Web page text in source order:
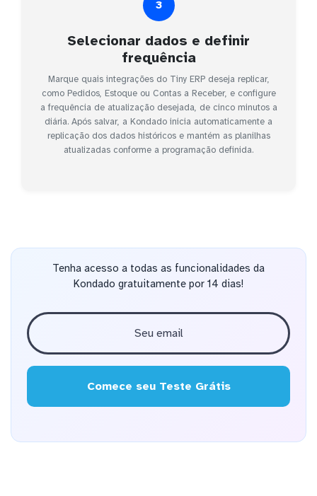
3
Selecionar dados e definir
frequência
Marque quais integrações do Tiny ERP deseja replicar,
como Pedidos, Estoque ou Contas a Receber, e configure
a frequência de atualização desejada, de cinco minutos a
diária. Após salvar, a Kondado inicia automaticamente a
replicação dos dados históricos e mantém as planilhas
atualizadas conforme a programação definida.
Tenha acesso a todas as funcionalidades da
Kondado gratuitamente por 14 dias!
Comece seu Teste Grátis